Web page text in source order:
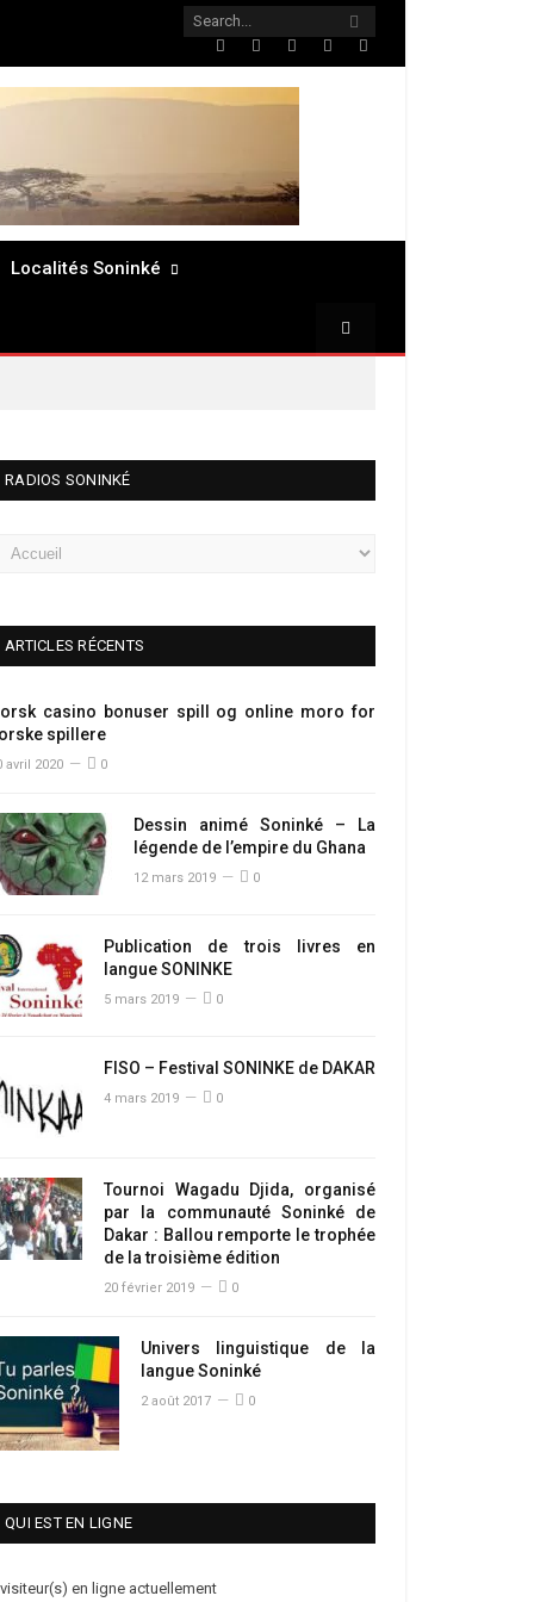
Twitter FacebookLinkedInPinterest
Localités Soninké
RADIOS SONINKÉ
ARTICLES RÉCENTS
casino bonuser spill og online moro for
spillere
avril 2020 0
Dessin animé Soninké – La
légende de l’empire du Ghana
12 mars 2019 0
Publication de trois livres en
langue SONINKE
5 mars 2019 0
FISO – Festival SONINKE de DAKAR
4 mars 2019 0
Tournoi Wagadu Djida, organisé
par la communauté Soninké de
Dakar : Ballou remporte le trophée
de la troisième édition
20 février 2019 0
Univers linguistique de la
langue Soninké
2 août 2017 0
QUI EST EN LIGNE
en ligne actuellement